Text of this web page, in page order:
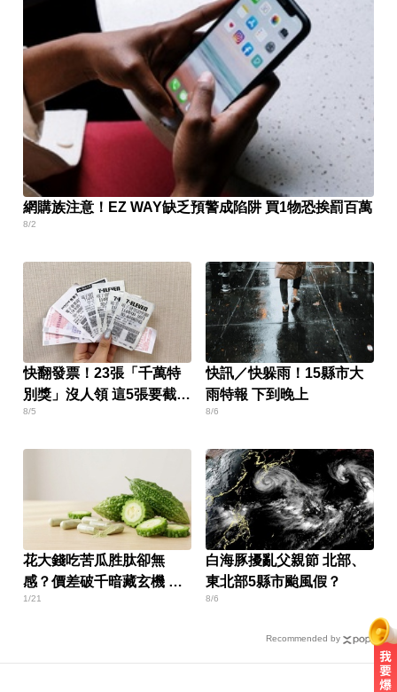
網購族注意！EZ WAY缺乏預警成陷阱 買1物恐挨罰百萬
8/2
快翻發票！23張「千萬特
別獎」沒人領 這5張要截止
兌獎了
8/5
快訊／快躲雨！15縣市大
雨特報 下到晚上
8/6
花大錢吃苦瓜胜肽卻無
感？價差破千暗藏玄機 買
前必看4大關鍵
1/21
白海豚擾亂父親節 北部、
東北部5縣市颱風假？
8/6
Recommended by